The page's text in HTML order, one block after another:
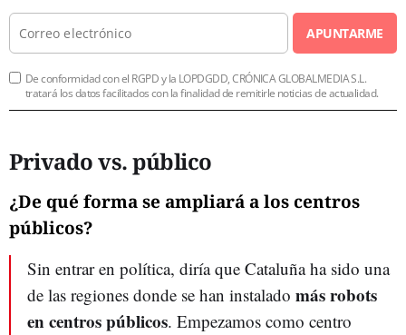
APUNTARME
De conformidad con el RGPD y la LOPDGDD, CRÓNICA GLOBALMEDIA S.L.
tratará los datos facilitados con la finalidad de remitirle noticias de actualidad.
Privado vs. público
¿De qué forma se ampliará a los centros
públicos?
Sin entrar en política, diría que Cataluña ha sido una
de las regiones donde se han instalado más robots
en centros públicos. Empezamos como centro